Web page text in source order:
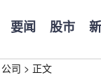
要闻 股市
公司 > 正文